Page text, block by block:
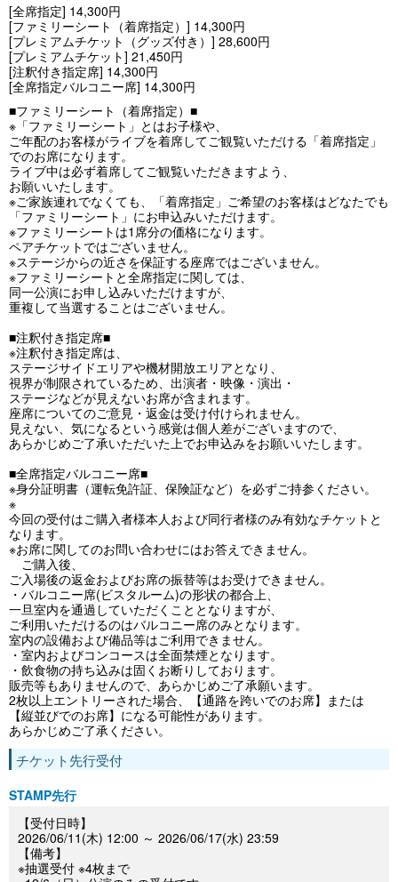
[全席指定] 14,300円
[ファミリーシート（着席指定）] 14,300円
[プレミアムチケット（グッズ付き）] 28,600円
[プレミアムチケット] 21,450円
[注釈付き指定席] 14,300円
[全席指定バルコニー席] 14,300円
■ファミリーシート（着席指定）■
※「ファミリーシート」とはお子様や、
ご年配のお客様がライブを着席してご観覧いただける「着席指定」
でのお席になります。
ライブ中は必ず着席してご観覧いただきますよう、
お願いいたします。
※ご家族連れでなくても、「着席指定」ご希望のお客様はどなたでも
「ファミリーシート」にお申込みいただけます。
※ファミリーシートは1席分の価格になります。
ペアチケットではございません。
※ステージからの近さを保証する座席ではございません。
※ファミリーシートと全席指定に関しては、
同一公演にお申し込みいただけますが、
重複して当選することはございません。
■注釈付き指定席■
※注釈付き指定席は、
ステージサイドエリアや機材開放エリアとなり、
視界が制限されているため、出演者・映像・演出・
ステージなどが見えないお席が含まれます。
座席についてのご意見・返金は受け付けられません。
見えない、気になるという感覚は個人差がございますので、
あらかじめご了承いただいた上でお申込みをお願いいたします。
■全席指定バルコニー席■
※身分証明書（運転免許証、保険証など）を必ずご持参ください。
※
今回の受付はご購入者様本人および同行者様のみ有効なチケットと
なります。
※お席に関してのお問い合わせにはお答えできません。
ご購入後、
ご入場後の返金およびお席の振替等はお受けできません。
・バルコニー席(ビスタルーム)の形状の都合上、
一旦室内を通過していただくこととなりますが、
ご利用いただけるのはバルコニー席のみとなります。
室内の設備および備品等はご利用できません。
・室内およびコンコースは全面禁煙となります。
・飲食物の持ち込みは固くお断りしております。
販売等もありませんので、あらかじめご了承願います。
2枚以上エントリーされた場合、【通路を跨いでのお席】または
【縦並びでのお席】になる可能性があります。
あらかじめご了承ください。
チケット先行受付
STAMP先行
【受付日時】
2026/06/11(木) 12:00 ～ 2026/06/17(水) 23:59
【備考】
※抽選受付 ※4枚まで